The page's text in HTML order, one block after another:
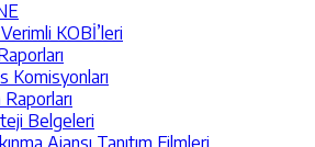
Verimli KOBİ’leri
Komisyonları
Belgeleri
Ajansı Tanıtım Filmleri